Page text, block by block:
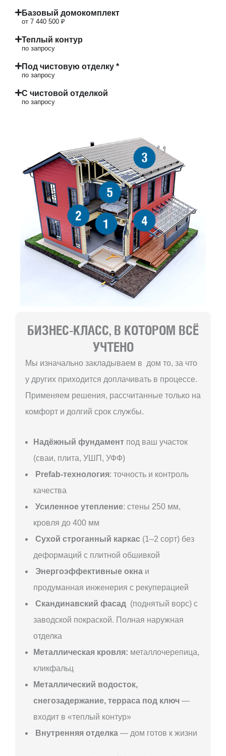
Базовый домокомплект
от 7 440 500 ₽
Теплый контур
по запросу
Под чистовую отделку *
по запросу
С чистовой отделкой
по запросу
1
2
3
4
5
БИЗНЕС-КЛАСС, В КОТОРОМ ВСЁ
УЧТЕНО
Мы изначально закладываем в дом то, за что
у других приходится доплачивать в процессе.
Применяем решения, рассчитанные только на
комфорт и долгий срок службы.
Надёжный фундамент под ваш участок
(сваи, плита, УШП, УФФ)
Prefab-технология: точность и контроль
качества
Усиленное утепление: стены 250 мм,
кровля до 400 мм
Сухой строганный каркас (1–2 сорт) без
деформаций с плитной обшивкой
Энергоэффективные окна и
продуманная инженерия с рекуперацией
Скандинавский фасад (поднятый ворс) с
заводской покраской. Полная наружная
отделка
Металлическая кровля: металлочерепица,
кликфальц
Металлический водосток,
снегозадержание, терраса под ключ —
входит в «теплый контур»
Внутренняя отделка — дом готов к жизни